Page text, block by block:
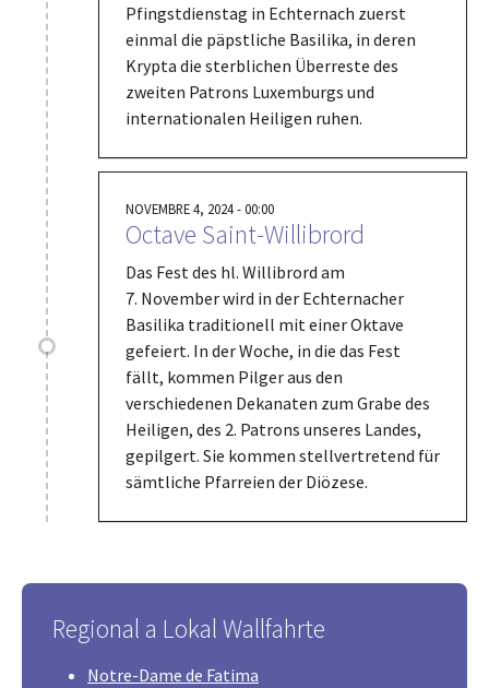
Pfingstdienstag in Echternach zuerst
einmal die päpstliche Basilika, in deren
Krypta die sterblichen Überreste des
zweiten Patrons Luxemburgs und
internationalen Heiligen ruhen.
NOVEMBRE 4, 2024 - 00:00
Octave Saint-Willibrord
Das Fest des hl. Willibrord am
7. November wird in der Echternacher
Basilika traditionell mit einer Oktave
gefeiert. In der Woche, in die das Fest
fällt, kommen Pilger aus den
verschiedenen Dekanaten zum Grabe des
Heiligen, des 2. Patrons unseres Landes,
gepilgert. Sie kommen stellvertretend für
sämtliche Pfarreien der Diözese.
Regional a Lokal Wallfahrte
Notre-Dame de Fatima